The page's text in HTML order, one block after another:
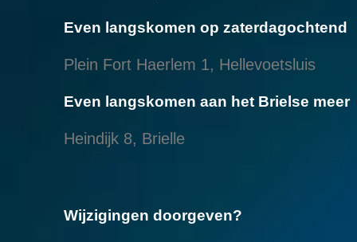
Even langskomen op zaterdagochtend
Plein Fort Haerlem 1, Hellevoetsluis
Even langskomen aan het Brielse meer
Heindijk 8, Brielle
Wijzigingen doorgeven?